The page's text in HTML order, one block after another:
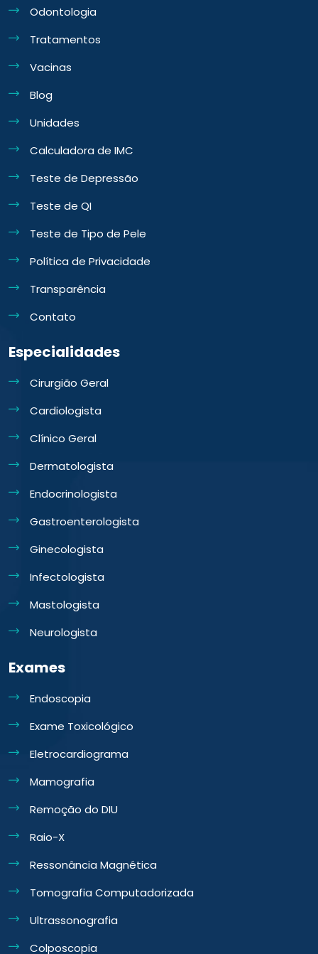
Odontologia
Tratamentos
Vacinas
Blog
Unidades
Calculadora de IMC
Teste de Depressão
Teste de QI
Teste de Tipo de Pele
Política de Privacidade
Transparência
Contato
Especialidades
Cirurgião Geral
Cardiologista
Clínico Geral
Dermatologista
Endocrinologista
Gastroenterologista
Ginecologista
Infectologista
Mastologista
Neurologista
Exames
Endoscopia
Exame Toxicológico
Eletrocardiograma
Mamografia
Remoção do DIU
Raio-X
Ressonância Magnética
Tomografia Computadorizada
Ultrassonografia
Colposcopia